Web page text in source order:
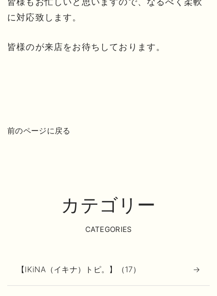
に対応致します。
皆様のが来店をお待ちしております。
前のページに戻る
カテゴリー
CATEGORIES
【IKiNA（イキナ）トピ。】（17）